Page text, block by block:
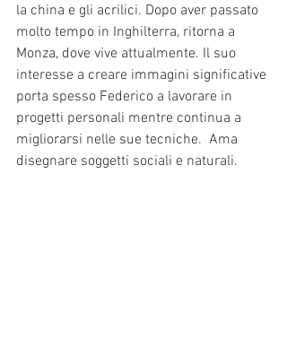
la china e gli acrilici. Dopo aver passato
molto tempo in Inghilterra, ritorna a
Monza, dove vive attualmente. Il suo
interesse a creare immagini significative
porta spesso Federico a lavorare in
progetti personali mentre continua a
migliorarsi nelle sue tecniche.  Ama
disegnare soggetti sociali e naturali.